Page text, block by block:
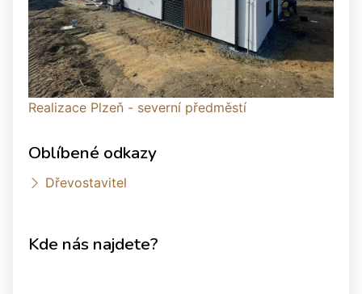
Realizace Plzeň - severní předměstí
Oblíbené odkazy
Dřevostavitel
Kde nás najdete?